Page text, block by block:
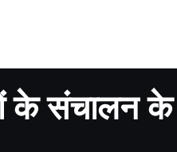
के संचालन के